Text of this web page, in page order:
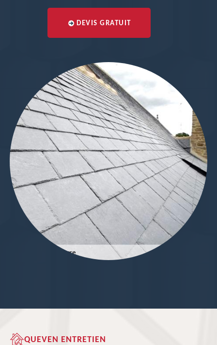
DEVIS GRATUIT
QUEVEN ENTRETIEN